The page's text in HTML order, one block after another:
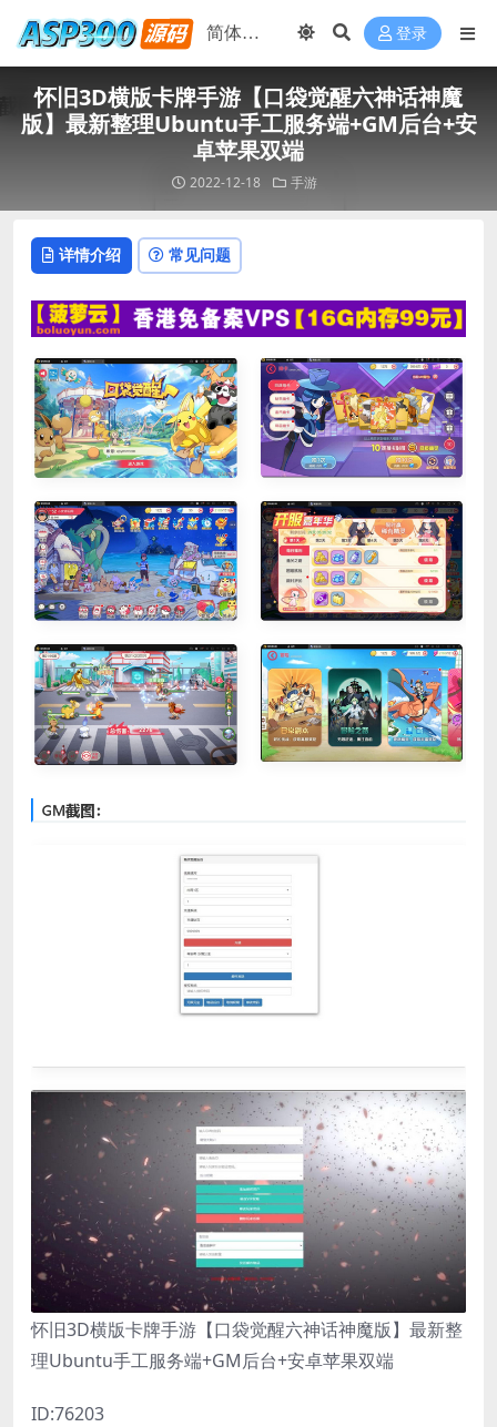
登录
怀旧3D横版卡牌手游【口袋觉醒六神话神魔
版】最新整理Ubuntu手工服务端+GM后台+安
卓苹果双端
2022-12-18 手游
详情介绍 常见问题
怀旧3D横版卡牌手游【口袋觉醒六神话神魔版】最新整
理Ubuntu手工服务端+GM后台+安卓苹果双端
ID:76203